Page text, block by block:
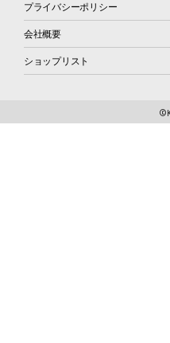
プライバシーポリシー
会社概要
ショップリスト